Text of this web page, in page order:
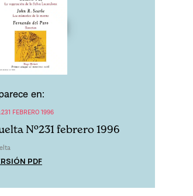
en:
FEBRERO 1996
Nº231 febrero 1996
PDF